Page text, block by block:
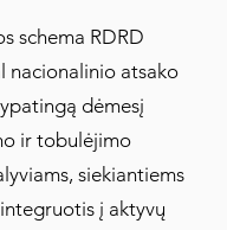
schema RDRD
nacionalinio atsako
dėmesį
ir tobulėjimo
siekiantiems
į aktyvų